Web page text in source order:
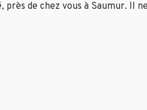
de chez vous à Saumur. Il